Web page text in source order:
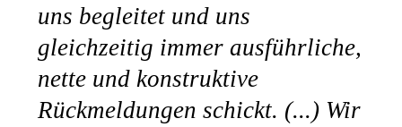
uns begleitet und uns
gleichzeitig immer ausführliche,
nette und konstruktive
Rückmeldungen schickt. (...) Wir